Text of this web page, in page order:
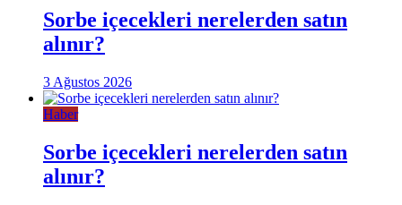
Sorbe içecekleri nerelerden satın
alınır?
3 Ağustos 2026
Haber
Sorbe içecekleri nerelerden satın
alınır?